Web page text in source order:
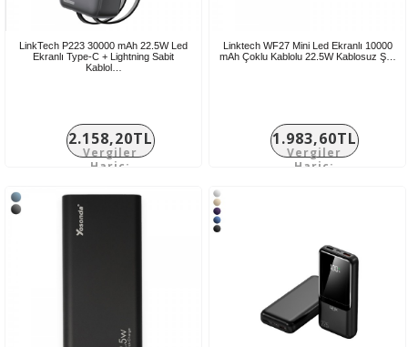
LinkTech P223 30000 mAh 22.5W Led
Ekranlı Type-C + Lightning Sabit
Kablol…
2.158,20TL
Vergiler
Hariç:
Linktech WF27 Mini Led Ekranlı 10000
mAh Çoklu Kablolu 22.5W Kablosuz Ş…
1.983,60TL
Vergiler
Hariç: